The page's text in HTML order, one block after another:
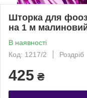
Шторка для
на 1 м
В наявності
Код: 1217/2
Роздріб
425 ₴